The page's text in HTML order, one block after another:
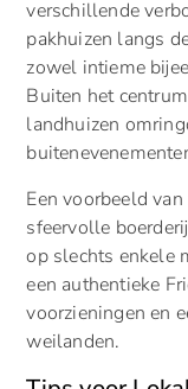
verschillende
pakhuizen langs
zowel intieme
Buiten het
landhuizen
Een voorbeeld van
sfeervolle
op slechts enkele
een authentieke
voorzieningen en
weilanden.